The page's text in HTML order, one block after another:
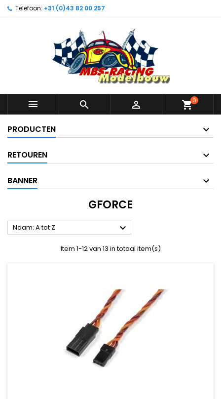
Telefoon: +31 (0)43 82 00 257
   shopping_cart0
PRODUCTEN
RETOUREN
BANNER
GFORCE
Naam: A tot Z 
Item 1-12 van 13 in totaal item(s)